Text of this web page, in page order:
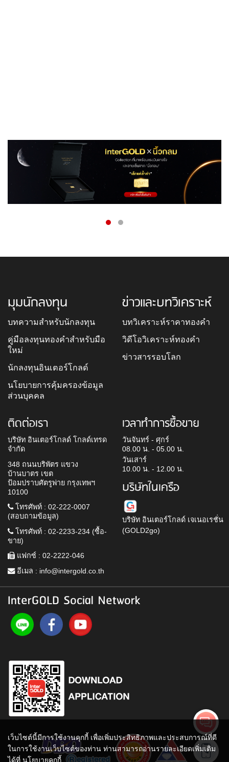
มุมนักลงทุน
บทความสำหรับนักลงทุน
คู่มือลงทุนทองคำสำหรับมือ
ใหม่
นักลงทุนอินเตอร์โกลด์
นโยบายการคุ้มครองข้อมูล
ส่วนบุคคล
ข่าวและบทวิเคราะห์
บทวิเคราะห์ราคาทองคำ
วิดีโอวิเคราะห์ทองคำ
ข่าวสารรอบโลก
ติดต่อเรา
บริษัท อินเตอร์โกลด์ โกลด์เทรด
จำกัด
348 ถนนบริพัตร แขวง
บ้านบาตร เขต
ป้อมปราบศัตรูพ่าย กรุงเทพฯ
10100
โทรศัพท์ : 02-222-0007
(สอบถามข้อมูล)
โทรศัพท์ : 02-2233-234 (ซื้อ-
ขาย)
แฟกซ์ : 02-2222-046
อีเมล : info@intergold.co.th
เวลาทำการซื้อขาย
วันจันทร์ - ศุกร์
08.00 น. - 05.00 น.
วันเสาร์
10.00 น. - 12.00 น.
บริษัทในเครือ
บริษัท อินเตอร์โกลด์ เจเนอเรชั่น
(GOLD2go)
InterGOLD Social Network
เว็บไซต์นี้มีการใช้งานคุกกี้ เพื่อเพิ่มประสิทธิภาพและประสบการณ์ที่ดี
ในการใช้งานเว็บไซต์ของท่าน ท่านสามารถอ่านรายละเอียดเพิ่มเติม
ได้ที่ นโยบายคุกกี้